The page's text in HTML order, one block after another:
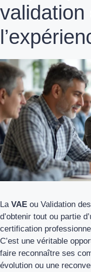
validation
La VAE ou Validation
d’obtenir tout ou partie
certification
C’est une véritable
faire reconnaître ses
évolution ou une